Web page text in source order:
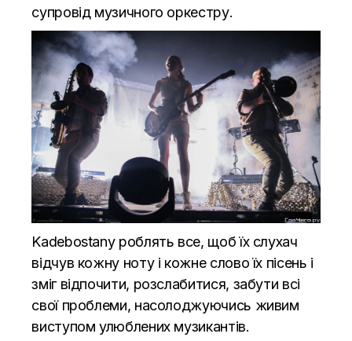
супровід музичного оркестру.
Kadebostany роблять все, щоб їх слухач
відчув кожну ноту і кожне слово їх пісень і
зміг відпочити, розслабитися, забути всі
свої проблеми, насолоджуючись живим
виступом улюблених музикантів.